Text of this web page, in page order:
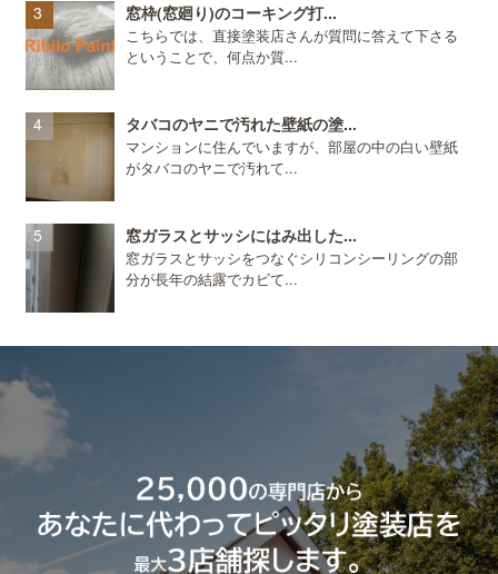
窓枠(窓廻り)のコーキング打...
こちらでは、直接塗装店さんが質問に答えて下さる
ということで、何点か質...
タバコのヤニで汚れた壁紙の塗...
マンションに住んでいますが、部屋の中の白い壁紙
がタバコのヤニで汚れて...
窓ガラスとサッシにはみ出した...
窓ガラスとサッシをつなぐシリコンシーリングの部
分が長年の結露でカビて...